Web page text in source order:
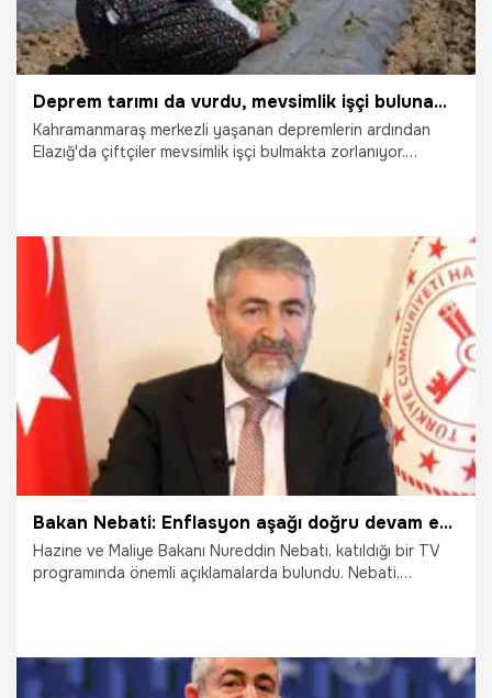
Deprem tarımı da vurdu, mevsimlik işçi bulunamıyor
Kahramanmaraş merkezli yaşanan depremlerin ardından
Elazığ'da çiftçiler mevsimlik işçi bulmakta zorlanıyor.
7.05.2023
Bakan Nebati: Enflasyon aşağı doğru devam ediyor
Hazine ve Maliye Bakanı Nureddin Nebati, katıldığı bir TV
programında önemli açıklamalarda bulundu. Nebati,